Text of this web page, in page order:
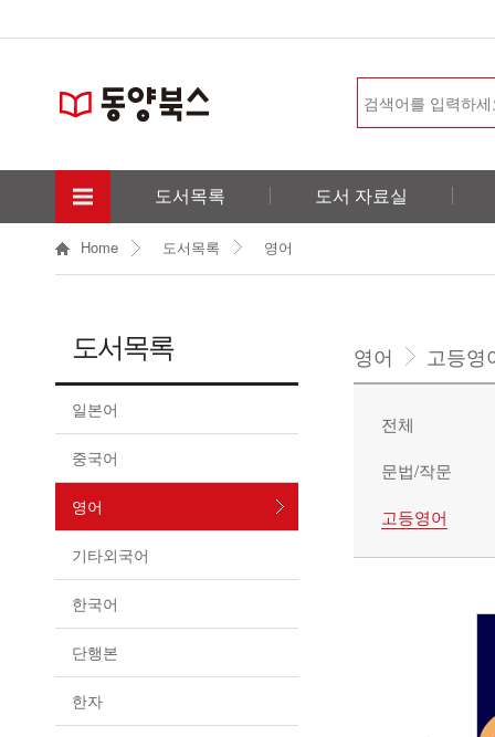
도서목록 도서 자료실
Home 도서목록 영어
도서목록
일본어
중국어
영어
기타외국어
한국어
단행본
한자
영어 고등영
전체
문법/작문
고등영어